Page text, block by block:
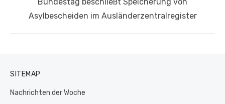
Beitrag:
Asylbescheiden im Ausländerzentralregister
SITEMAP
Nachrichten der Woche